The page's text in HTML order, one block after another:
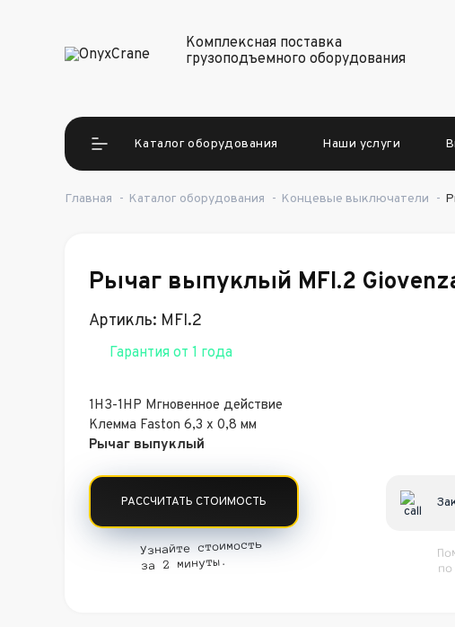
Комплексная поставка
грузоподъемного оборудования
Каталог оборудования Наши услуги
Главная - Каталог оборудования - Концевые выключатели -
Рычаг выпуклый MFI.2
Артикль: MFI.2
Гарантия от 1 года
1НЗ-1НР Мгновенное действие
Клемма Faston 6,3 x 0,8 мм
Рычаг выпуклый
РАССЧИТАТЬ СТОИМОСТЬ
Узнайте стоимость
за 2 минуты.